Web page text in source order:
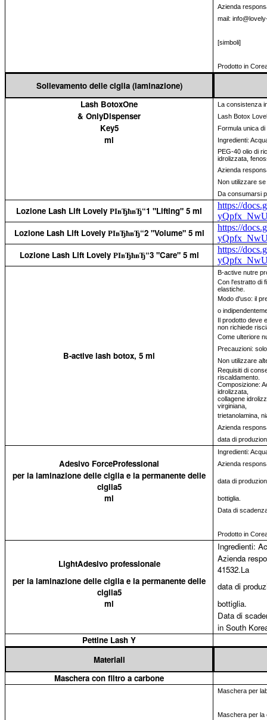
Azienda
mail:
[simboli]
Prodotto in
Sollevamento delle ciglia (laminazione)
Lash BotoxOne
La consistenza
& OnlyDispenser Lash Botox
Key5 Formula unica
ml
Ingredienti:
PEG-40 olio di
idrolizzata,
Azienda
Non utilizzare
Da consumarsi
Lozione Lash Lift Lovely РІвЂћвЂ“1 "Lifting" 5 ml
https://
Lozione Lash Lift Lovely РІвЂћвЂ“2 "Volume" 5 ml
https://
Lozione Lash Lift Lovely РІвЂћвЂ“3 "Care" 5 ml
https://
B-active lash botox, 5 ml
B-active nutre
Con l'estratto di
elastiche.
Modo d'uso: il
o
Il prodotto deve
non richiede
Come ulteriore
Precauzioni:
Non utilizzare
Requisiti di
riscaldamento.
Composizione:
idrolizzata,
collagene
virginiana,
trietanolamina,
Azienda
data di
Ingredienti:
Adesivo ForceProfessional Azienda
per la laminazione delle ciglia e la permanente delle
ciglia5
data di
ml
bottiglia.
Data di
Prodotto in
Ingredienti:
LightAdesivo professionale
Azienda
41532.La
per la laminazione delle ciglia e la permanente delle
ciglia5
data di
ml
bottiglia.
Data di
in South
Pettine Lash Y
Materiali
Maschera con filtro a carbone
Maschera per
Maschera per la